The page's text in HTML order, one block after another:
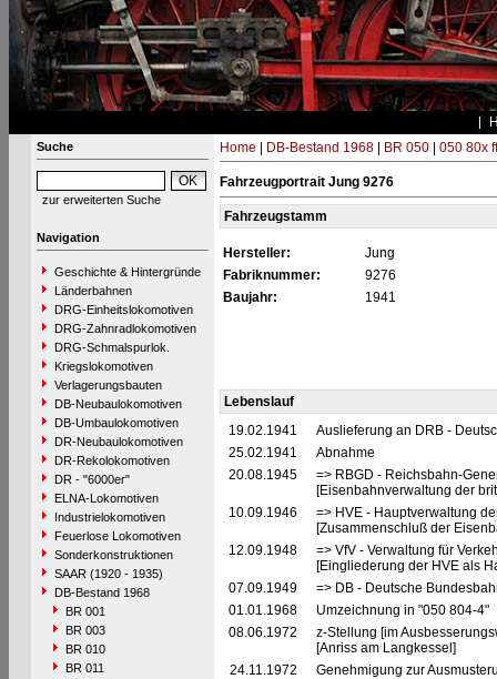
Suche
zur erweiterten Suche
Navigation
Geschichte & Hintergründe
Länderbahnen
DRG-Einheitslokomotiven
DRG-Zahnradlokomotiven
DRG-Schmalspurlok.
Kriegslokomotiven
Verlagerungsbauten
DB-Neubaulokomotiven
DB-Umbaulokomotiven
DR-Neubaulokomotiven
DR-Rekolokomotiven
DR - "6000er"
ELNA-Lokomotiven
Industrielokomotiven
Feuerlose Lokomotiven
Sonderkonstruktionen
SAAR (1920 - 1935)
DB-Bestand 1968
BR 001
BR 003
BR 010
BR 011
Home DB-Bestand 1968| BR 050| 050 80x ff
Fahrzeugportrait Jung 9276
Fahrzeugstamm
Hersteller:
Jung
Fabriknummer:
9276
Baujahr:
1941
Lebenslauf
19.02.1941
Auslieferung an DRB -
25.02.1941
Abnahme
20.08.1945
=> RBGD - Reichsbahn-
[Eisenbahnverwaltung der
10.09.1946
=> HVE - Hauptverwaltung
[Zusammenschluß der
12.09.1948
=> VfV - Verwaltung für
[Eingliederung der HVE als
07.09.1949
=> DB - Deutsche
01.01.1968
Umzeichnung in "050 804-4"
08.06.1972
z-Stellung [im
[Anriss am Langkessel]
24.11.1972
Genehmigung zur